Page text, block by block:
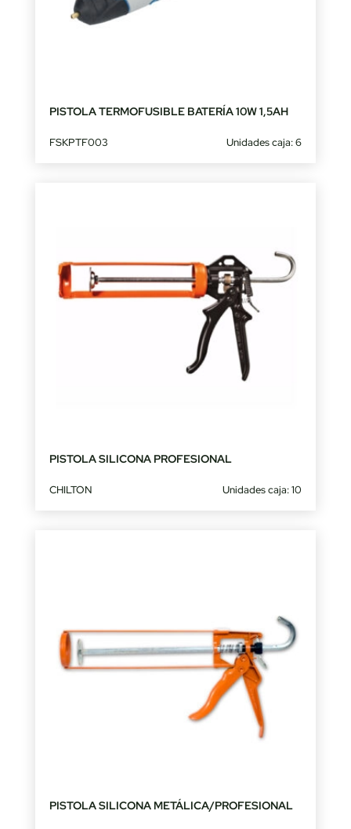
PISTOLA TERMOFUSIBLE BATERÍA 10W 1,5AH
FSKPTF003 Unidades caja: 6
PISTOLA SILICONA PROFESIONAL
CHILTON Unidades caja: 10
PISTOLA SILICONA METÁLICA/PROFESIONAL